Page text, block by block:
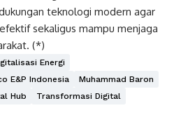
teknologi modern agar
sekaligus mampu menjaga
(*)
Energi
E&P Indonesia
Muhammad Baron
Hub Transformasi Digital